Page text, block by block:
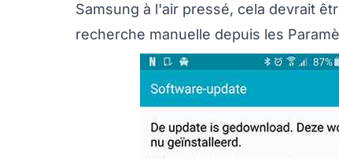
Samsung à l'air pressé, cela devrait
recherche manuelle depuis les